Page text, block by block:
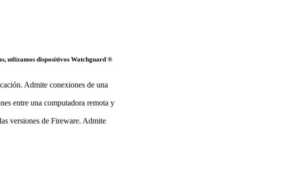
utlizamos dispositivos Watchguard ®
Admite conexiones de una
entre una computadora remota y
versiones de Fireware. Admite